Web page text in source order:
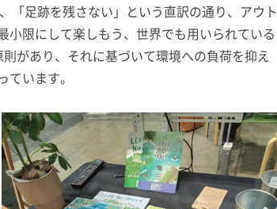
「足跡を残さない」という直訳の通り、アウト
小限にして楽しもう、世界でも用いられている
があり、それに基づいて環境への負荷を抑え
います。